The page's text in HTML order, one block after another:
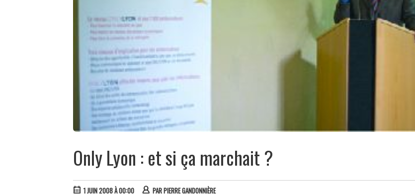
Only Lyon : et si ça marchait ?
1 JUIN 2008 À 00:00 PARPIERRE GANDONNIÈRE